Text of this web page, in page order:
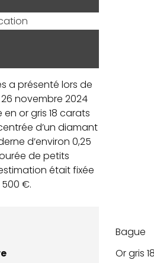
a présenté lors de
novembre 2024
or gris 18 carats
d’un diamant
d’environ 0,25
de petits
était fixée
€.
Bague
Or gris